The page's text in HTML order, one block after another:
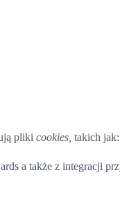
pliki cookies, takich jak:
a także z integracji